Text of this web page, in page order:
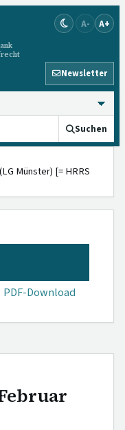
A- A+
Newsletter
Suchen
Münster) [= HRRS
PDF-Download